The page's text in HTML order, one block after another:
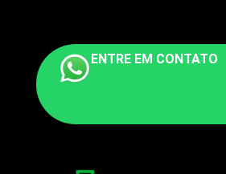
ENTRE EM CONTATO